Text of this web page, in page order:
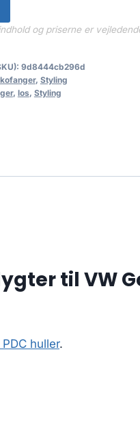
og priserne er
9d8444cb296d
, Styling
, los, Styling
til VW
huller.